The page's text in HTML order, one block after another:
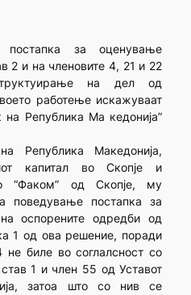
за оценување
2 и на членовите 4, 21 и 22
на дел од
работење искажуваат
на Република Ма кедонија”
Република Македонија,
капитал во Скопје и
“Факом” од Скопје, му
поведување постапка за
оспорените одредби од
1 од ова решение, поради
биле во соглалсност со
1 и член 55 од Уставот
затоа што со нив се